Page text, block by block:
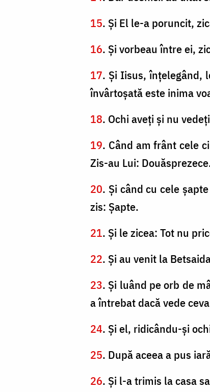
15. Şi El le-a poruncit,
16. Şi vorbeau între ei,
17. Şi Iisus, înţelegând,
învârtoşată este inima
18. Ochi aveţi şi nu
19. Când am frânt cele
Zis-au Lui:
20. Şi când cu cele
zis: Şapte.
21. Şi le zicea: Tot nu
22. Şi au venit la
23. Şi luând pe orb de
a întrebat dacă vede
24. Şi el, ridicându-şi
25. După aceea a pus
26. Şi l-a trimis la casa